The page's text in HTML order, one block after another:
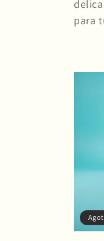
c
i
n
:
para